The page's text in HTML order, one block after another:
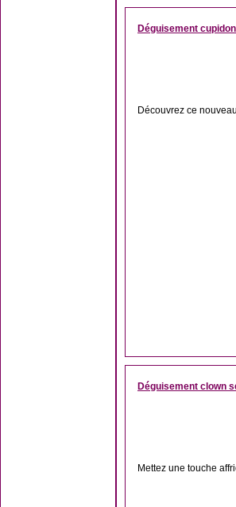
Déguisement
Découvrez ce
Déguisement clown
Mettez une touche